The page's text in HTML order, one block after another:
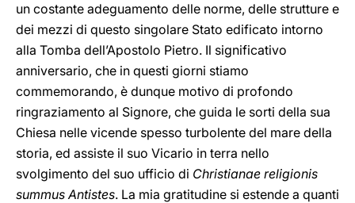
un costante adeguamento delle norme, delle strutture e
dei mezzi di questo singolare Stato edificato intorno
alla Tomba dell’Apostolo Pietro. Il significativo
anniversario, che in questi giorni stiamo
commemorando, è dunque motivo di profondo
ringraziamento al Signore, che guida le sorti della sua
Chiesa nelle vicende spesso turbolente del mare della
storia, ed assiste il suo Vicario in terra nello
svolgimento del suo ufficio di Christianae religionis
summus Antistes. La mia gratitudine si estende a quanti